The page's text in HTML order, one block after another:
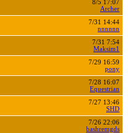
8/5 17:07
Archer
7/31 14:44
nnnnnn
7/31 7:54
Maksim1
7/29 16:59
pony
7/28 16:07
Equestrian
7/27 13:46
SHD
7/26 22:06
bashremgds